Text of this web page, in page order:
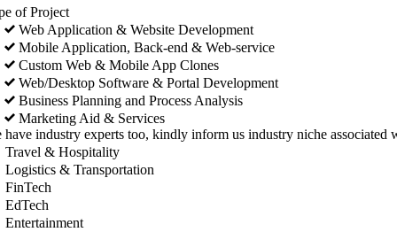
of Project
Web Application & Website Development
Mobile Application, Back-end & Web-service
Custom Web & Mobile App Clones
Web/Desktop Software & Portal Development
Business Planning and Process Analysis
Marketing Aid & Services
have industry experts too, kindly inform us industry niche associated
Travel & Hospitality
Logistics & Transportation
FinTech
EdTech
Entertainment